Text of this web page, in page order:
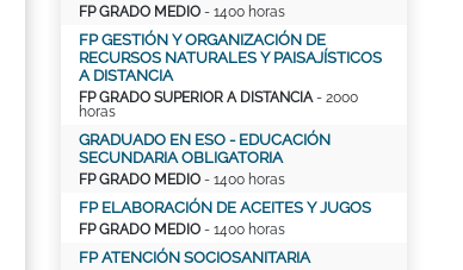
FP GRADO MEDIO - 1400 horas
FP GESTIÓN Y ORGANIZACIÓN DE
RECURSOS NATURALES Y PAISAJÍSTICOS
A DISTANCIA
FP GRADO SUPERIOR A DISTANCIA- 2000
horas
GRADUADO EN ESO - EDUCACIÓN
SECUNDARIA OBLIGATORIA
FP GRADO MEDIO - 1400 horas
FP ELABORACIÓN DE ACEITES Y JUGOS
FP GRADO MEDIO - 1400 horas
FP ATENCIÓN SOCIOSANITARIA